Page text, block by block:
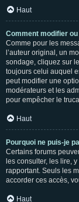
Haut
Comment modifier
Comme pour les
l’auteur original, un
sondage, cliquez sur
toujours celui auquel
peut modifier une
modérateurs et les
pour empêcher le
Haut
Pourquoi ne puis-je
Certains forums
les consulter, les lire,
rapportant. Seuls les
accorder ces accès,
Haut